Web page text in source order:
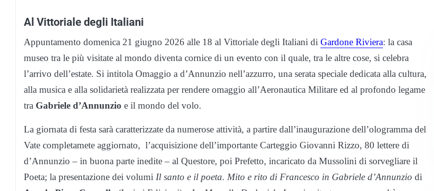
Al Vittoriale degli Italiani
Appuntamento domenica 21 giugno 2026 alle 18 al Vittoriale degli Italiani di Gardone Riviera: la casa
museo tra le più visitate al mondo diventa cornice di un evento con il quale, tra le altre cose, si celebra
l’arrivo dell’estate. Si intitola Omaggio a d’Annunzio nell’azzurro, una serata speciale dedicata alla cultura,
alla musica e alla solidarietà realizzata per rendere omaggio all’Aeronautica Militare ed al profondo legame
tra Gabriele d’Annunzio e il mondo del volo.
La giornata di festa sarà caratterizzate da numerose attività, a partire dall’inaugurazione dell’ologramma del
Vate completamete aggiornato, l’acquisizione dell’importante Carteggio Giovanni Rizzo, 80 lettere di
d’Annunzio – in buona parte inedite – al Questore, poi Prefetto, incaricato da Mussolini di sorvegliare il
Poeta; la presentazione dei volumi Il santo e il poeta. Mito e rito di Francesco in Gabriele d’Annunzio di